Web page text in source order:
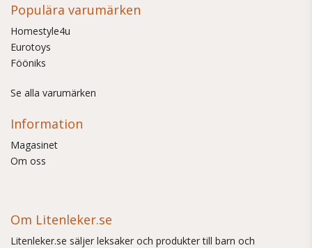
Populära varumärken
Homestyle4u
Eurotoys
Fööniks
Se alla varumärken
Information
Magasinet
Om oss
Om Litenleker.se
Litenleker.se säljer leksaker och produkter till barn och